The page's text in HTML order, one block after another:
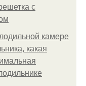
с
камере
какая